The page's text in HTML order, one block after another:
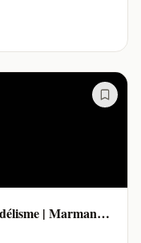
| Marmande